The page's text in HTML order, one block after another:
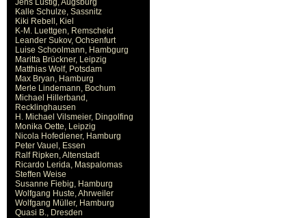
Jens Lustig, Augsburg
Kalle Schulze, Sassnitz
Kiki Rebell, Kiel
K-M. Luettgen, Remscheid
Leander Sukov, Ochsenfurt
Luise Schoolmann, Hambgurg
Maritta Brückner, Leipzig
Matthias Wolf, Potsdam
Max Bryan, Hamburg
Merle Lindemann, Bochum
Michael Hillerband,
Recklinghausen
H. Michael Vilsmeier, Dingolfing
Monika Oette, Leipzig
Nicola Hofediener, Hamburg
Peter Vauel, Essen
Ralf Ripken, Altenstadt
Ricardo Lerida, Maspalomas
Steffen Weise
Susanne Fiebig, Hamburg
Wolfgang Huste, Ahrweiler
Wolfgang Müller, Hamburg
Quasi B., Dresden